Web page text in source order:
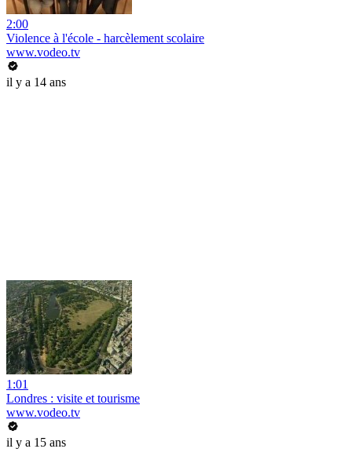
2:00
Violence à l'école - harcèlement scolaire
www.vodeo.tv
il y a 14 ans
1:01
Londres : visite et tourisme
www.vodeo.tv
il y a 15 ans